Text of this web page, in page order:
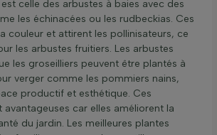
celle des arbustes à baies avec des
les échinacées ou les rudbeckias. Ces
couleur et attirent les pollinisateurs, ce
les arbustes fruitiers. Les arbustes
les groseilliers peuvent être plantés à
verger comme les pommiers nains,
productif et esthétique. Ces
car elles améliorent la
du jardin. Les meilleures plantes